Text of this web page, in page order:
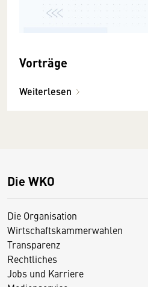
Vorträge
Weiterlesen
Die WKO
Die Organisation
Wirtschaftskammerwahlen
Transparenz
Rechtliches
Jobs und Karriere